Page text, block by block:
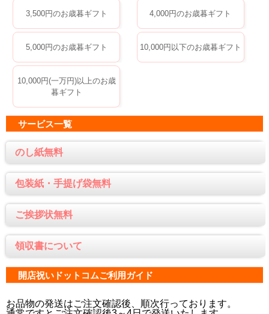
3,500円のお歳暮ギフト 4,000円のお歳暮ギフト
5,000円のお歳暮ギフト 10,000円以下のお歳暮ギフト
10,000円(一万円)以上のお歳
暮ギフト
サービス一覧
のし紙無料
包装紙・手提げ袋無料
ご挨拶状無料
領収書について
開店祝いドットコムご利用ガイド
お品物の発送はご注文確認後、順次行っております。